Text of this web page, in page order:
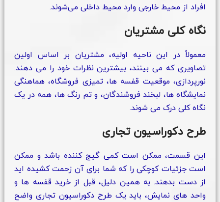
افراد از محیط خارجی وارد محیط داخلی می‌شوند.
نگاه کلی مشتریان
معمولاً در این ناحیه اولیه، مشتریان بر اساس اولین
تصاویری که می‌ بینند، بیشترین نظرات خود را می‌ دهند.
نورپردازی، موقعیت قفسه‌ ها، تمیزی فروشگاه، هماهنگی
نمایشگاه‌ ها، لبخند فروشندگان، و تم رنگ‌ ها، همه در یک
نگاه کلی درک می‌ شوند.
طرح دکوراسیون تجاری
این قسمت، ممکن است کمی گیج کننده باشد و ممکن
است جزئیات کوچکی را که شما برای آن زحمت کشیده‌ اید
از دست بدهند. به همین دلیل، قبل از خرید قفسه‌ ها و
واحد های نمایش، باید یک طرح دکوراسیون تجاری واضح